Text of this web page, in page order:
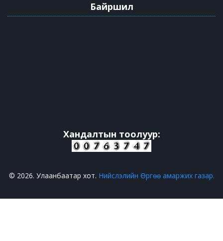
Байршил
Хандалтын тоолуур:
© 2026. Улаанбаатар хот. Нийслэлийн Өргөө амаржих газар.